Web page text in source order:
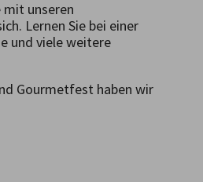
mit unseren
Lernen Sie bei einer
und viele weitere
Gourmetfest haben wir